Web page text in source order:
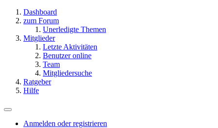
Dashboard
zum Forum
Unerledigte Themen
Mitglieder
Letzte Aktivitäten
Benutzer online
Team
Mitgliedersuche
Ratgeber
Hilfe
Anmelden oder registrieren